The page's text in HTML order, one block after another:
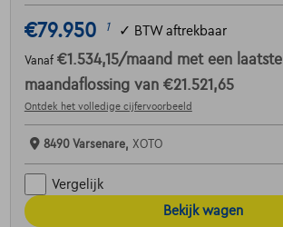
€79.950 1 ✓ BTW aftrekbaar
Vanaf €1.534,15/maand met een laatste
maandaflossing van €21.521,65
Ontdek het volledige cijfervoorbeeld
8490 Varsenare, XOTO
Vergelijk
Bekijk wagen